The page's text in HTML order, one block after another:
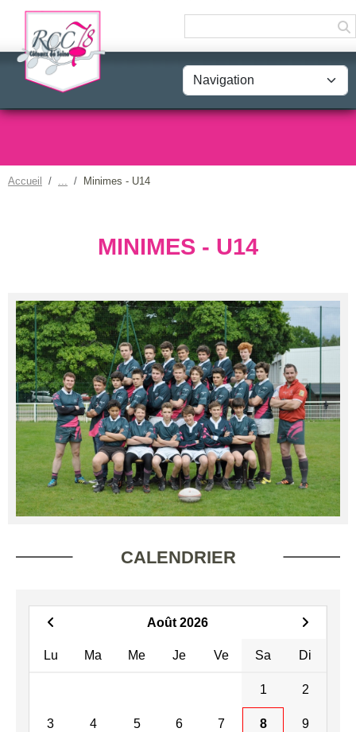
Accueil Minimes - U14
MINIMES - U14
CALENDRIER
Août 2026
Lu Ma Me Je Ve Sa Di
1 2
3 4 5 6 7 8 9
Panneau de gestion des cookies